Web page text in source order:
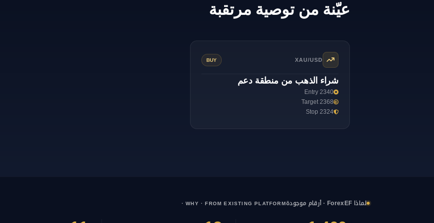
عيّنة من توصية مرتقبة
XAU/USD
BUY
شراء الذهب من منطقة دعم
Entry 2340
Target 2368
Stop 2324
لماذا ForexEF · أرقام موجودة · WHY · FROM EXISTING PLATFORM